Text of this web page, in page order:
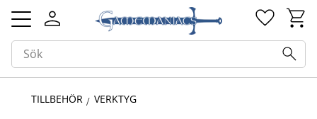
Meny
TILLBEHÖR VERKTYG